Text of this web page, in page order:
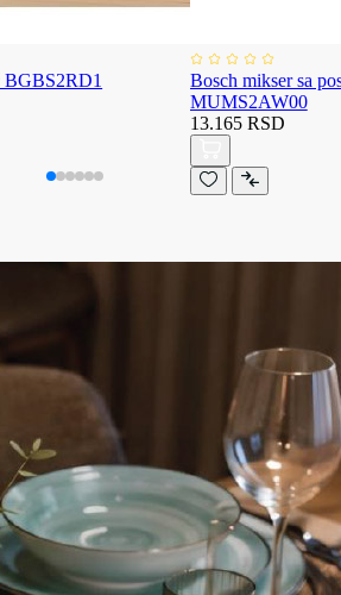
BGBS2RD1
Bosch mikser sa
MUMS2AW00
13.165 RSD